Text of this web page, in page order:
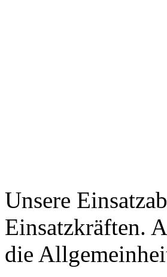
Unsere
Einsatzkräften.
die